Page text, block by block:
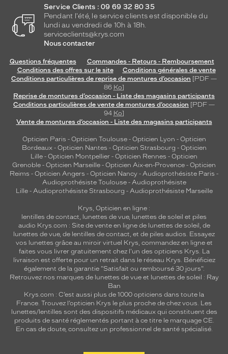
Service Clients : 09 69 32 80 35
Pendant l'été, le service clients est disponible du
lundi au vendredi de 10h à 18h.
serviceclients@krys.com
Nous contacter
Questions fréquentes
Commandes - Retours - Remboursement
Conditions des offres sur le site
Conditions générales de vente
Conditions particulières de reprise de montures d’occasion [PDF —
86 Ko]
Reprise de montures d’occasion - Liste des magasins participants
Conditions particulières de vente de montures d’occasion [PDF —
94 Ko]
Vente de montures d’occasion - Liste des magasins participants
Opticien Paris - Opticien Toulouse- Opticien Lyon - Opticien
Bordeaux- Opticien Nantes - Opticien Strasbourg - Opticien
Lille - Opticien Montpellier - Opticien Rennes - Opticien
Grenoble - Opticien Marseille - Opticien Aix-en-Provence - Opticien
Reims - Opticien Angers - Opticien Nancy - Audioprothésiste Paris -
Audioprothésiste Toulouse- Audioprothésiste
Lille- Audioprothésiste Strasbourg - Audioprothésiste Marseille
Krys, Opticien en ligne :
lentilles de contact, lunettes de vue, lunettes de soleil et piles
audio Krys.com : Site de vente en ligne de lunettes de soleil, de
lunettes de vue, de lentilles de contact, et de piles audios. Essayez
vos lunettes grâce au miroir virtuel Krys, commandez en ligne et
faites vous livrer gratuitement chez l'un des opticiens Krys. La
livraison est offerte pour un retrait dans le réseau Krys. Bénéficiez
également de la garantie "Satisfait ou remboursé 30 jours".
Retrouvez nos marques de lunettes de vue et lunettes de soleil : Ray
Ban
Krys.com : C’est aussi plus de 1000 opticiens dans toute la
France. Trouvez l’opticien Krys le plus proche de chez vous. Les
lunettes/lentilles sont des dispositifs médicaux qui constituent des
produits de santé réglementés portant à ce titre le marquage CE.
En cas de doute, consultez un professionnel de santé spécialisé.